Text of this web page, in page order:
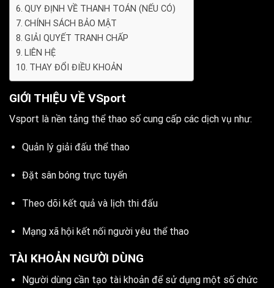
QUY ĐỊNH VỀ THANH TOÁN (NẾU CÓ)
CHÍNH SÁCH BẢO MẬT
GIẢI QUYẾT TRANH CHẤP
LIÊN HỆ
THAY ĐỔI ĐIỀU KHOẢN
GIỚI THIỆU VỀ VSport
Vsport là nền tảng thể thao số cung cấp các dịch vụ như:
Quản lý giải đấu thể thao
Đặt sân bóng trực tuyến
Theo dõi kết quả và lịch thi đấu
Mạng xã hội kết nối người yêu thể thao
TÀI KHOẢN NGƯỜI DÙNG
Người dùng cần tạo tài khoản để sử dụng một số chức